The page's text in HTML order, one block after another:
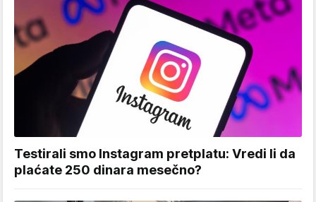
Testirali smo Instagram pretplatu: Vredi li da
plaćate 250 dinara mesečno?